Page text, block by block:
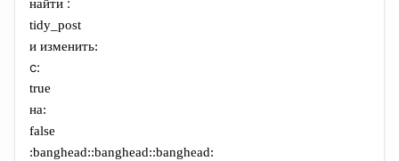
найти :
tidy_post
и изменить:
c:
true
на:
false
:banghead::banghead::banghead: